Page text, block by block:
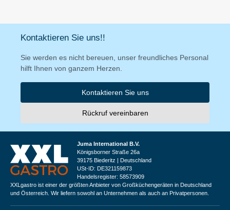
Kontaktieren Sie uns!!
Sie werden es nicht bereuen, unser freundliches Personal
hilft Ihnen von ganzem Herzen.
Kontaktieren Sie uns
Rückruf vereinbaren
Juma International B.V.
Königsborner Straße 26a
39175 Biederitz | Deutschland
USt-ID: DE321159873
Handelsregister: 58573909
XXLgastro ist einer der größten Anbieter von Großküchengeräten in Deutschland
und Österreich. Wir liefern sowohl an Unternehmen als auch an Privatpersonen.